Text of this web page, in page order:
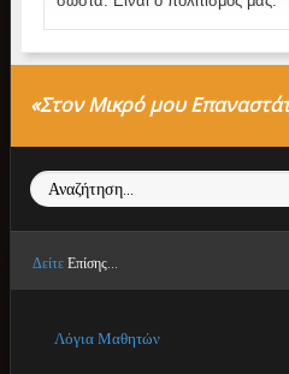
«Στον Μικρό μου
Αναζήτηση...
Δείτε Επίσης...
Λόγια Μαθητών